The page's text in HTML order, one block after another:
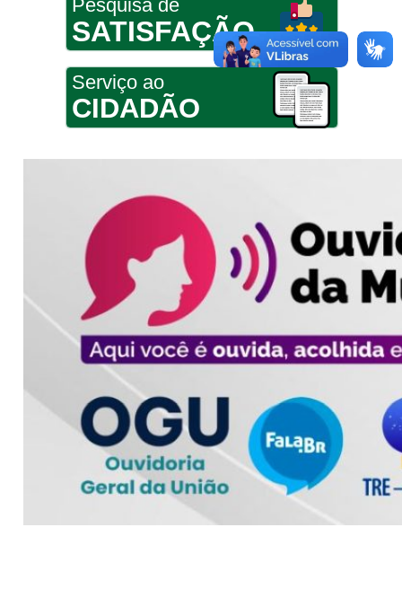
Pesquisa de
SATISFAÇÃO
Serviço ao
CIDADÃO